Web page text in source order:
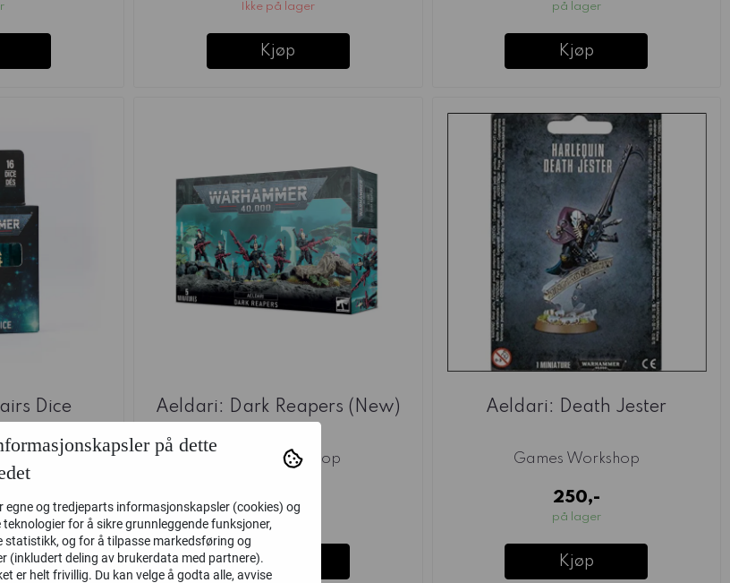
Ikke på lager
Kjøp
på lager
Kjøp
Dice Aeldari: Dark Reapers (New)
Games Workshop
465,-
Ikke på lager
Kjøp
Aeldari: Death Jester
Games Workshop
250,-
på lager
Kjøp
på dette
egne og tredjeparts informasjonskapsler (cookies) og
teknologier for å sikre grunnleggende funksjoner,
statistikk, og for å tilpasse markedsføring og
(inkludert deling av brukerdata med partnere).
er helt frivillig. Du kan velge å godta alle, avvise